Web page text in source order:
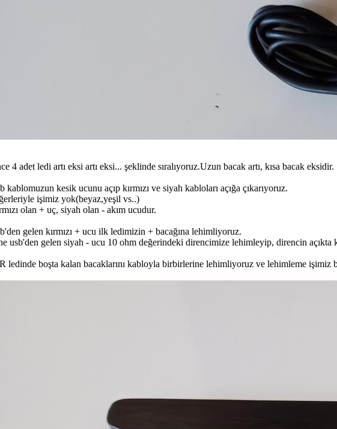
4 adet ledi artı eksi artı eksi... şeklinde sıralıyoruz.Uzun bacak artı, kısa bacak eksidir.
kablomuzun kesik ucunu açıp kırmızı ve siyah kabloları açığa çıkarıyoruz.
işimiz yok(beyaz,yeşil vs..)
olan + uç, siyah olan - akım ucudur.
gelen kırmızı + ucu ilk ledimizin + bacağına lehimliyoruz.
usb'den gelen siyah - ucu 10 ohm değerindeki direncimize lehimleyip, direncin açıkta
ledinde boşta kalan bacaklarını kabloyla birbirlerine lehimliyoruz ve lehimleme işimiz